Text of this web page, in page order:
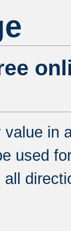
in
used